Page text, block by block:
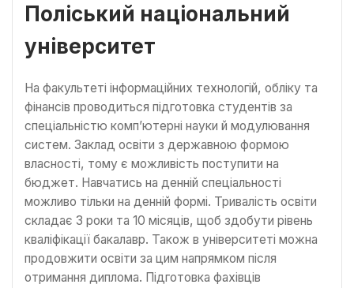
Поліський національний
університет
На факультеті інформаційних технологій, обліку та
фінансів проводиться підготовка студентів за
спеціальністю комп’ютерні науки й модулювання
систем. Заклад освіти з державною формою
власності, тому є можливість поступити на
бюджет. Навчатись на денній спеціальності
можливо тільки на денній формі. Тривалість освіти
складає 3 роки та 10 місяців, щоб здобути рівень
кваліфікації бакалавр. Також в університеті можна
продовжити освіти за цим напрямком після
отримання диплома. Підготовка фахівців